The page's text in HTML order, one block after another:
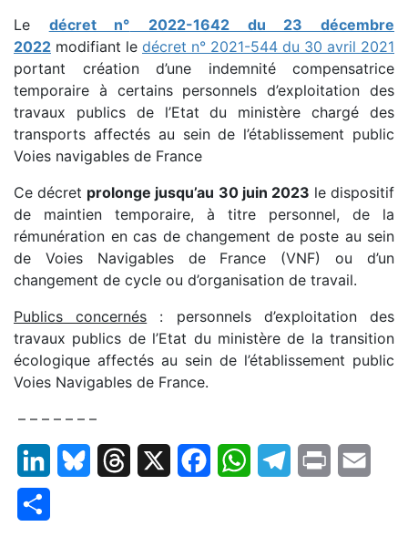
Le décret n°
2022-1642 du 23 décembre
2022 modifiant le décret n° 2021-544 du 30 avril 2021
portant création d’une indemnité compensatrice
temporaire à certains personnels d’exploitation des
travaux publics de l’Etat du ministère chargé des
transports affectés au sein de l’établissement public
Voies navigables de France
Ce décret prolonge jusqu’au 30 juin 2023 le dispositif
de maintien temporaire, à titre personnel, de la
rémunération en cas de changement de poste au sein
de Voies Navigables de France (VNF) ou d’un
changement de cycle ou d’organisation de travail.
Publics concernés : personnels d’exploitation des
travaux publics de l’Etat du ministère de la transition
écologique affectés au sein de l’établissement public
Voies Navigables de France.
– – – – – – –
LinkedInBluesky Threads FacebookWhatsAppTelegram
Print